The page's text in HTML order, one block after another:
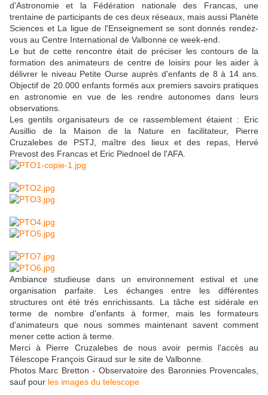
d'Astronomie et la Fédération nationale des Francas, une
trentaine de participants de ces deux réseaux, mais aussi Planète
Sciences et La ligue de l'Enseignement se sont donnés rendez-
vous au Centre International de Valbonne ce week-end.
Le but de cette rencontre était de préciser les contours de la
formation des animateurs de centre de loisirs pour les aider à
délivrer le niveau Petite Ourse auprès d'enfants de 8 à 14 ans.
Objectif de 20.000 enfants formés aux premiers savoirs pratiques
en astronomie en vue de les rendre autonomes dans leurs
observations.
Les gentils organisateurs de ce rassemblement étaient : Eric
Ausillio de la Maison de la Nature en facilitateur, Pierre
Cruzalebes de PSTJ, maître des lieux et des repas, Hervé
Prevost des Francas et Eric Piednoel de l'AFA.
Ambiance studieuse dans un environnement estival et une
organisation parfaite. Les échanges entre les différentes
structures ont été trés enrichissants. La tâche est sidérale en
terme de nombre d'enfants à former, mais les formateurs
d'animateurs que nous sommes maintenant savent comment
mener cette action à terme.
Merci à Pierre Cruzalebes de nous avoir permis l'accès au
Télescope François Giraud sur le site de Valbonne.
Photos Marc Bretton - Observatoire des Baronnies Provencales,
sauf pour les images du telescope